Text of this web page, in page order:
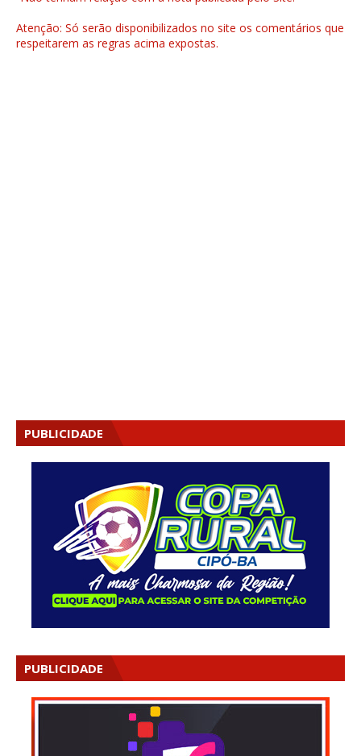
Atenção: Só serão disponibilizados no site os comentários que
respeitarem as regras acima expostas.
PUBLICIDADE
PUBLICIDADE